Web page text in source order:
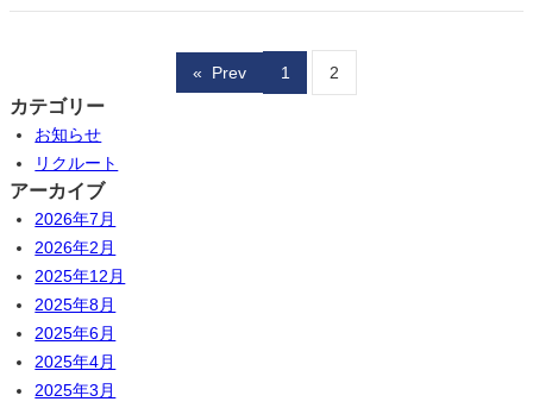
« Prev 1 2
カテゴリー
お知らせ
リクルート
アーカイブ
2026年7月
2026年2月
2025年12月
2025年8月
2025年6月
2025年4月
2025年3月